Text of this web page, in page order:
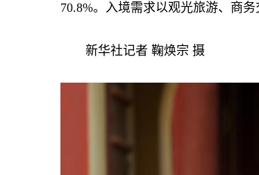
70.8%。入境需求以观光旅游、商务
新华社记者 鞠焕宗 摄